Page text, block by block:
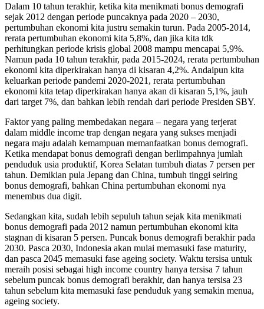
Dalam 10 tahun terakhir, ketika kita menikmati bonus demografi
sejak 2012 dengan periode puncaknya pada 2020 – 2030,
pertumbuhan ekonomi kita justru semakin turun. Pada 2005-2014,
rerata pertumbuhan ekonomi kita 5,8%, dan jika kita tdk
perhitungkan periode krisis global 2008 mampu mencapai 5,9%.
Namun pada 10 tahun terakhir, pada 2015-2024, rerata pertumbuhan
ekonomi kita diperkirakan hanya di kisaran 4,2%. Andaipun kita
keluarkan periode pandemi 2020-2021, rerata pertumbuhan
ekonomi kita tetap diperkirakan hanya akan di kisaran 5,1%, jauh
dari target 7%, dan bahkan lebih rendah dari periode Presiden SBY.
Faktor yang paling membedakan negara – negara yang terjerat
dalam middle income trap dengan negara yang sukses menjadi
negara maju adalah kemampuan memanfaatkan bonus demografi.
Ketika mendapat bonus demografi dengan berlimpahnya jumlah
penduduk usia produktif, Korea Selatan tumbuh diatas 7 persen per
tahun. Demikian pula Jepang dan China, tumbuh tinggi seiring
bonus demografi, bahkan China pertumbuhan ekonomi nya
menembus dua digit.
Sedangkan kita, sudah lebih sepuluh tahun sejak kita menikmati
bonus demografi pada 2012 namun pertumbuhan ekonomi kita
stagnan di kisaran 5 persen. Puncak bonus demografi berakhir pada
2030. Pasca 2030, Indonesia akan mulai memasuki fase maturity,
dan pasca 2045 memasuki fase ageing society. Waktu tersisa untuk
meraih posisi sebagai high income country hanya tersisa 7 tahun
sebelum puncak bonus demografi berakhir, dan hanya tersisa 23
tahun sebelum kita memasuki fase penduduk yang semakin menua,
ageing society.